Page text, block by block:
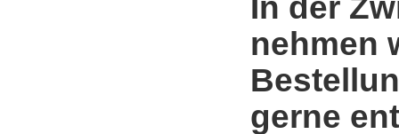
In der
nehmen
gerne